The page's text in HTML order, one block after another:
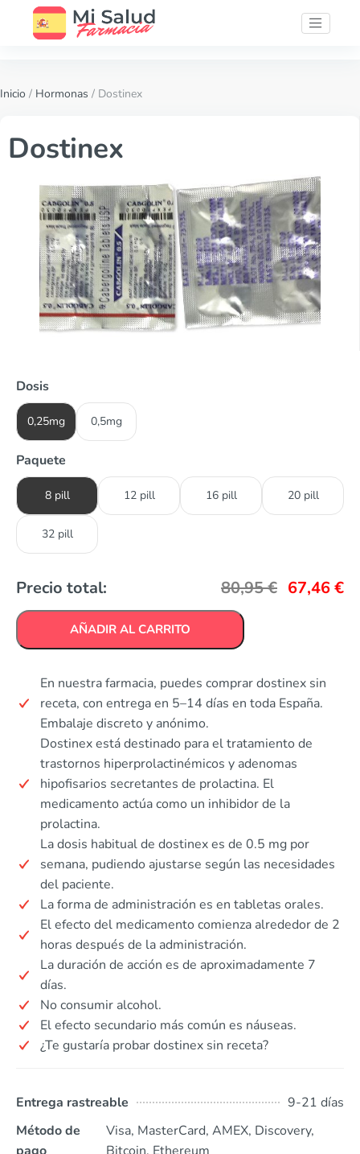
Inicio / Hormonas / Dostinex
Dostinex
Dosis
0,25mg 0,5mg
Paquete
8 pill 12 pill 16 pill 20 pill
32 pill
Precio total: 80,95€ 67,46€
AÑADIR AL CARRITO
En nuestra farmacia, puedes comprar dostinex sin
receta, con entrega en 5–14 días en toda España.
Embalaje discreto y anónimo.
Dostinex está destinado para el tratamiento de
trastornos hiperprolactinémicos y adenomas
hipofisarios secretantes de prolactina. El
medicamento actúa como un inhibidor de la
prolactina.
La dosis habitual de dostinex es de 0.5 mg por
semana, pudiendo ajustarse según las necesidades
del paciente.
La forma de administración es en tabletas orales.
El efecto del medicamento comienza alrededor de 2
horas después de la administración.
La duración de acción es de aproximadamente 7
días.
No consumir alcohol.
El efecto secundario más común es náuseas.
¿Te gustaría probar dostinex sin receta?
Entrega rastreable
9-21 días
Método de
Visa, MasterCard, AMEX, Discovery,